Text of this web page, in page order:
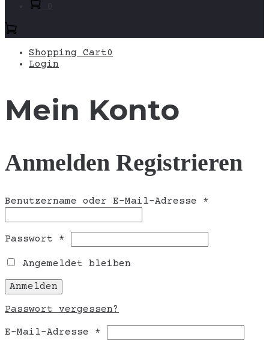
Shopping Cart0
Login
Mein Konto
Anmelden Registrieren
Benutzername oder E-Mail-Adresse *
Passwort *
Angemeldet bleiben
Anmelden
Passwort vergessen?
E-Mail-Adresse *